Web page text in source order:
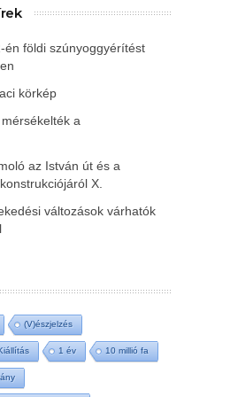
én földi szúnyoggyérítést
körkép
a
az István út és a
X.
változások várhatók
(V)észjelzés
1 év 10 millió fa